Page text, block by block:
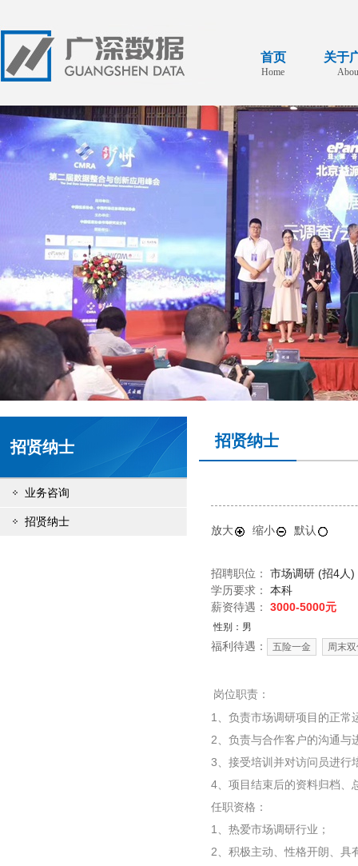
首页
Home
关于
招贤纳士
业务咨询
招贤纳士
招贤纳士
放大 缩小 默认
招聘职位：
市场调研 (招4人)
学历要求：
本科
薪资待遇：
3000-5000元
性别：男
福利待遇： 五险一金 周末
岗位职责：
1、负责市场调研项目的正常
2、负责与合作客户的沟通与
3、接受培训并对访问员进行
4、项目结束后的资料归档、
任职资格：
1、热爱市场调研行业；
2、积极主动、性格开朗、具